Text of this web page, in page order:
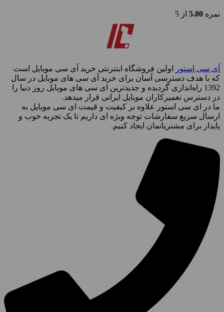
نمره 5.00 از 5
آی سی استور
اولین فروشگاه اینترنتی خرید آی سی موبایل است
که با هدف دسترسی آسان برای خرید آی سی های موبایل در سال
1392 راه‌اندازی گردیده و جدیدترین ای سی های موبایل روز دنیا را
در دسترس تعمیرکاران موبایل ایرانی قرار میدهد.
ما در ای سی استور علاوه بر کیفیت و قیمت ای سی موبایل به
ارسال سریع سفارشات توجه ویژه ای داریم تا یک تجربه خوب و
پایدار برای مشتریانمان ایجاد کنیم.